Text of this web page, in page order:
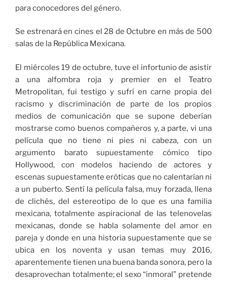
para conocedores del género.
Se estrenará en cines el 28 de Octubre en más de 500
salas de la República Mexicana.
El miércoles 19 de octubre, tuve el infortunio de asistir
a una alfombra roja y premier en el Teatro
Metropolitan, fui testigo y sufrí en carne propia del
racismo y discriminación de parte de los propios
medios de comunicación que se supone deberían
mostrarse como buenos compañeros y, a parte, vi una
película que no tiene ni pies ni cabeza, con un
argumento barato supuestamente cómico tipo
Hollywood, con modelos haciendo de actores y
escenas supuestamente eróticas que no calentarían ni
a un puberto. Sentí la película falsa, muy forzada, llena
de clichés, del estereotipo de lo que es una familia
mexicana, totalmente aspiracional de las telenovelas
mexicanas, donde se habla solamente del amor en
pareja y donde en una historia supuestamente que se
ubica en los noventa y usan temas muy 2016,
aparentemente tienen una buena banda sonora, pero la
desaprovechan totalmente; el sexo “inmoral” pretende